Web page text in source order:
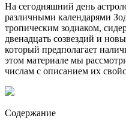
На сегодняшний день
различными календарями
тропическим зодиаком,
двенадцать созвездий и
который предполагает
этом материале мы
числам с описанием их
Содержание